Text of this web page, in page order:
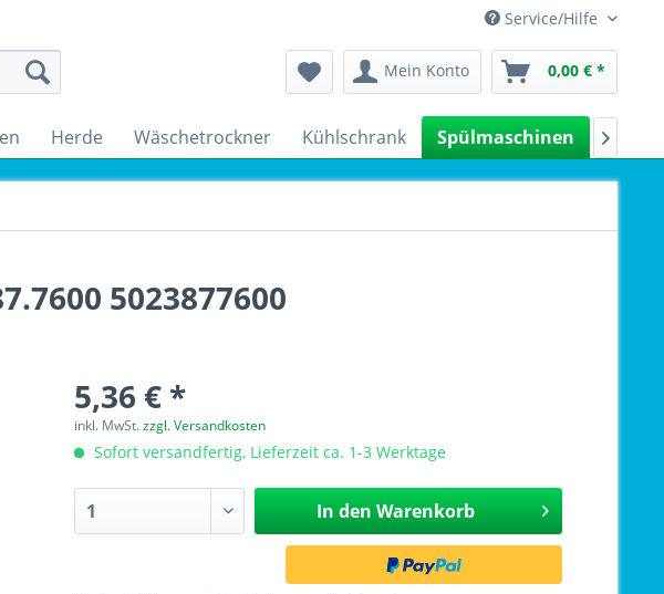
Service/Hilfe
Mein Konto 0,00 € *
Herde Wäschetrockner Kühlschrank Spülmaschinen 
5023877600
5,36 € *
inkl. MwSt.zzgl. Versandkosten
Sofort versandfertig, Lieferzeit ca. 1-3 Werktage
In den Warenkorb